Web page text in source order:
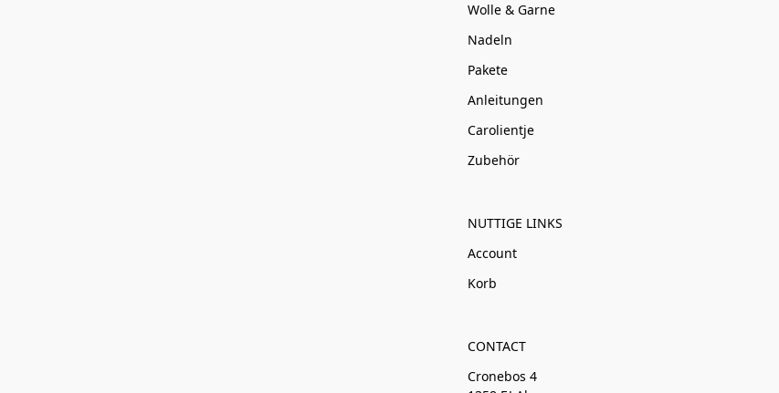
Wolle & Garne
Nadeln
Pakete
Anleitungen
Carolientje
Zubehör
NUTTIGE LINKS
Account
Korb
CONTACT
Cronebos 4